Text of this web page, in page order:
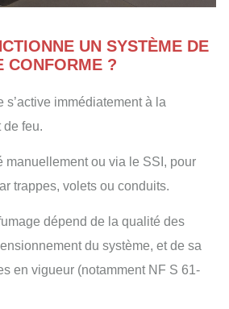
UN SYSTÈME DE
CONFORME ?
s’active immédiatement à la
de feu.
manuellement ou via le SSI, pour
trappes, volets ou conduits.
dépend de la qualité des
du système, et de sa
en vigueur (notamment NF S 61-